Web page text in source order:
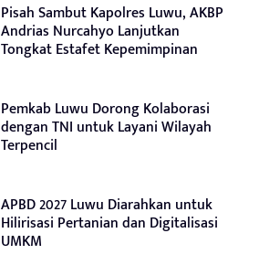
Pisah Sambut Kapolres Luwu, AKBP
Andrias Nurcahyo Lanjutkan
Tongkat Estafet Kepemimpinan
Pemkab Luwu Dorong Kolaborasi
dengan TNI untuk Layani Wilayah
Terpencil
APBD 2027 Luwu Diarahkan untuk
Hilirisasi Pertanian dan Digitalisasi
UMKM